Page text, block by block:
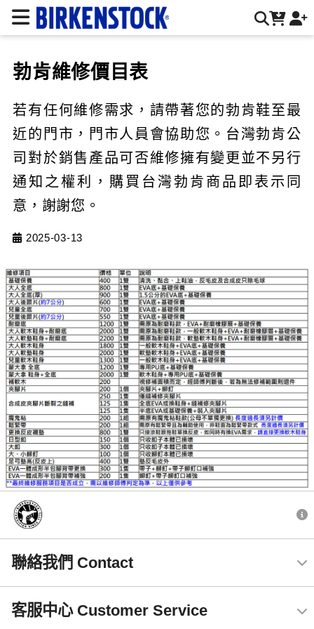
勃肯維修價目表 | 台灣勃肯官方網站
勃肯維修價目表
若有任何維修需求，請帶著您的勃肯鞋至最
近的門市，門市人員會協助您。台灣勃肯公
司對於銷售產品可否維修擁有變更並不另行
通知之權利，購買台灣勃肯商品即表示同
意，謝謝您。
2025-03-13
聯絡我們 Contact
客服中心 Customer Service